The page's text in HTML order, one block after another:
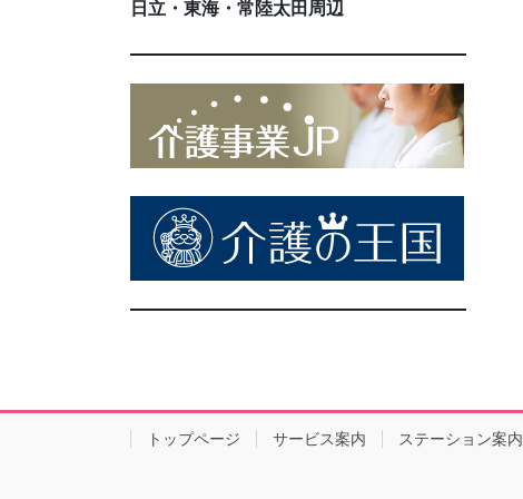
日立・東海・常陸太田周辺
トップページ サービス案内 ステーション案内